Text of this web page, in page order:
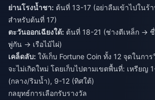
ย่านโรงน้ำชา: ต้นที่ 13-17 (อย่าลืมเข้าไปในร้
สำหรับต้นที่ 17)
ตะวันออกเฉียงใต้: ต้นที่ 18-21 (ช่างตีเหล็ก →
พู่กัน → เรือไม้ไผ่)
เคล็ดลับ: ให้เก็บ Fortune Coin ทั้ง 12 จุดในกา
จะไม่เกิดใหม่ โดยเก็บไปตามเขตพื้นที่: เหรียญ
(กลาง/ริมน้ำ), 9-12 (ทิศใต้)
กลยุทธ์การเลือกรับรางวัล